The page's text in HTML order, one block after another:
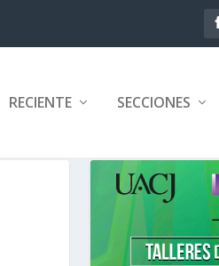
RECIENTE SECCIONES